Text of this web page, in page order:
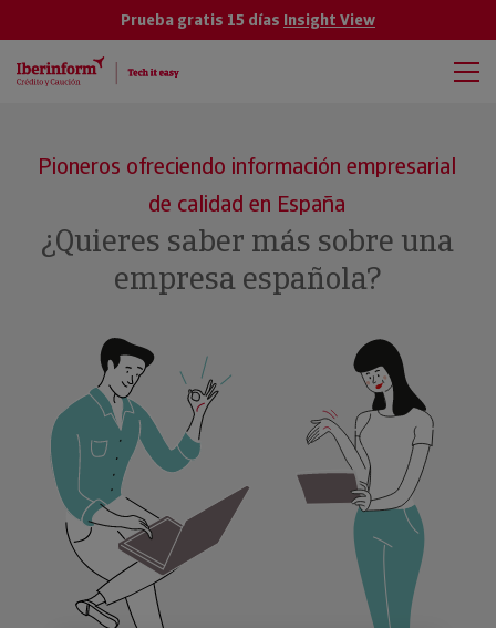
Prueba gratis 15 días Insight View
Pioneros ofreciendo información empresarial
de calidad en España
¿Quieres saber más sobre una
empresa española?